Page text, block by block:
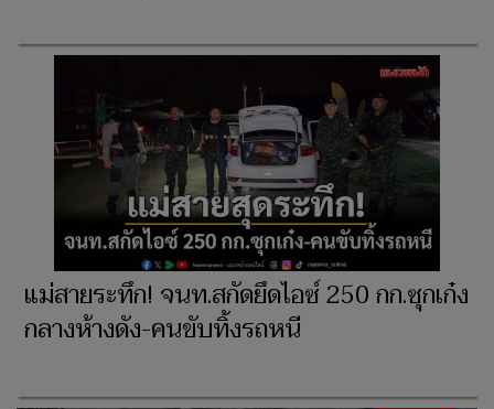
แม่สายระทึก! จนท.สกัดยึดไอซ์ 250 กก.ซุกเก๋ง
กลางห้างดัง-คนขับทิ้งรถหนี